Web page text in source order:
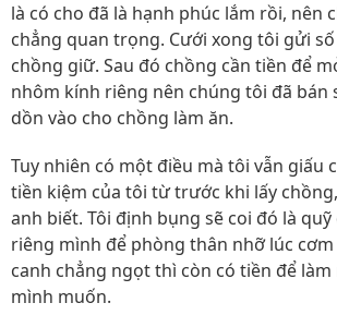
là có cho đã là hạnh phúc lắm rồi, nên
chẳng quan trọng. Cưới xong tôi gửi
chồng giữ. Sau đó chồng cần tiền để
nhôm kính riêng nên chúng tôi đã bán
dồn vào cho chồng làm ăn.
Tuy nhiên có một điều mà tôi vẫn giấu
tiền kiệm của tôi từ trước khi lấy
anh biết. Tôi định bụng sẽ coi đó là
riêng mình để phòng thân nhỡ lúc
canh chẳng ngọt thì còn có tiền để
mình muốn.